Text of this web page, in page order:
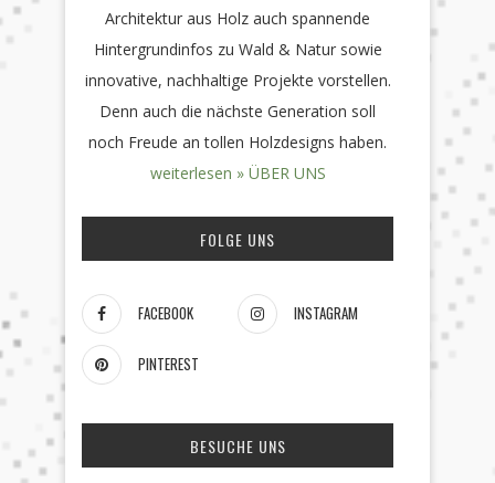
Architektur aus Holz auch spannende
Hintergrundinfos zu Wald & Natur sowie
innovative, nachhaltige Projekte vorstellen.
Denn auch die nächste Generation soll
noch Freude an tollen Holzdesigns haben.
weiterlesen » ÜBER UNS
FOLGE UNS
FACEBOOK INSTAGRAM
PINTEREST
BESUCHE UNS